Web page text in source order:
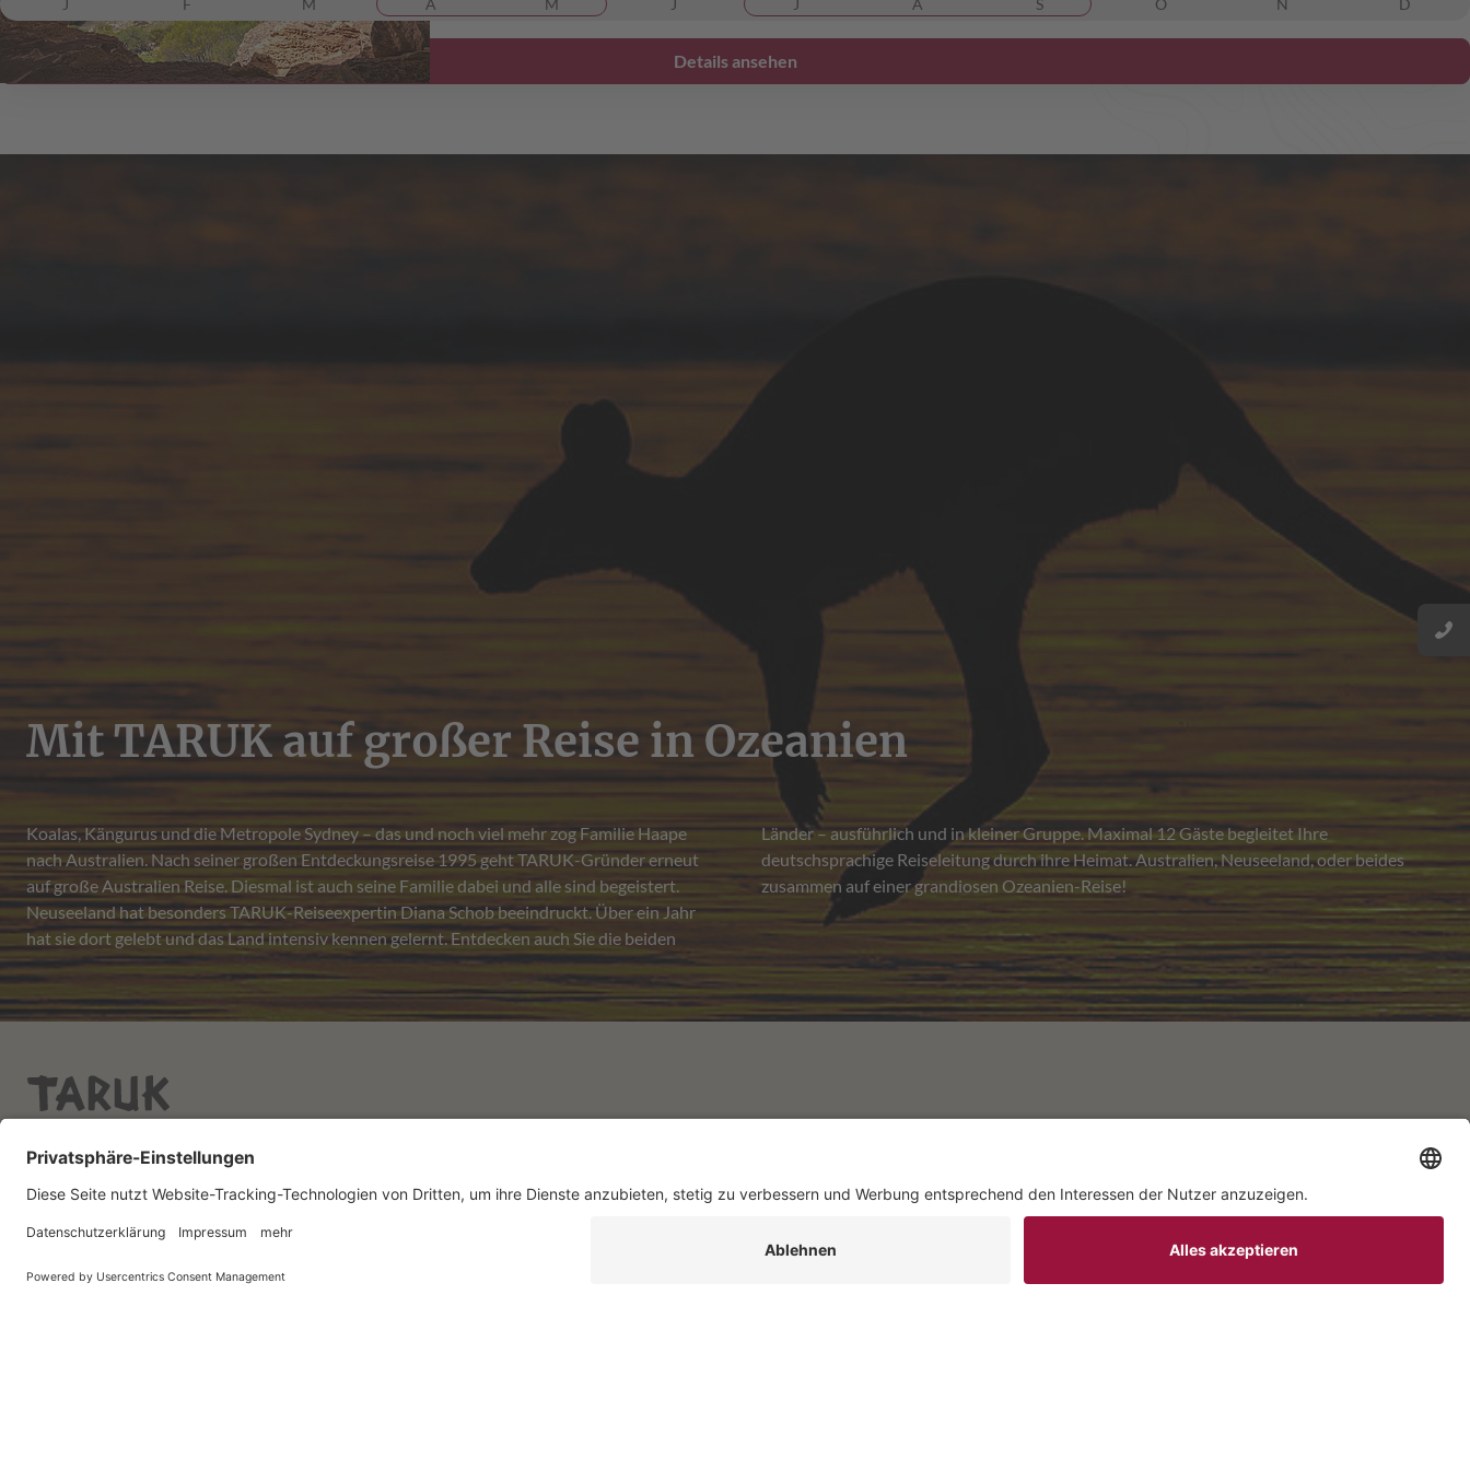
J
F M A M J J A S O N D
Details ansehen
Mit TARUK auf großer Reise in Ozeanien
Koalas, Kängurus und die Metropole Sydney – das und noch viel mehr zog Familie Haape
nach Australien. Nach seiner großen Entdeckungsreise 1995 geht TARUK-Gründer erneut
auf große Australien Reise. Diesmal ist auch seine Familie dabei und alle sind begeistert.
Neuseeland hat besonders TARUK-Reiseexpertin Diana Schob beeindruckt. Über ein Jahr
hat sie dort gelebt und das Land intensiv kennen gelernt. Entdecken auch Sie die beiden
Länder – ausführlich und in kleiner Gruppe. Maximal 12 Gäste begleitet Ihre
deutschsprachige Reiseleitung durch ihre Heimat. Australien, Neuseeland, oder beides
zusammen auf einer grandiosen Ozeanien-Reise!